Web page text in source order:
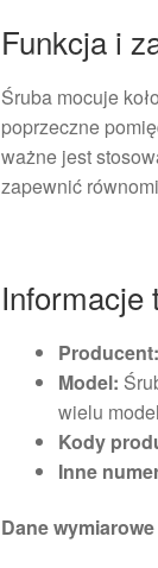
Funkcja i
Śruba mocuje
poprzeczne
ważne jest
zapewnić
Informacje
Producent:
Model:
wielu
Kody
Inne
Dane